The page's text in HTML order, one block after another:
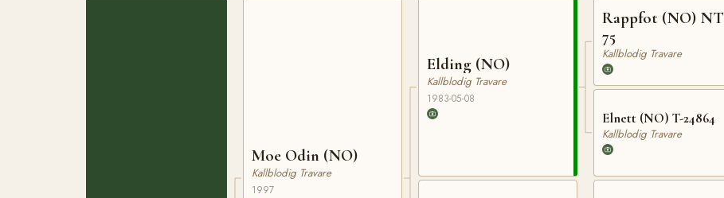
Moe Odin (NO)
Kallblodig Travare
1997
Elding (NO)
Kallblodig Travare
1983-05-08
Rappfot (NO) NT
75
Kallblodig Travare
Elnett (NO) T-24864
Kallblodig Travare